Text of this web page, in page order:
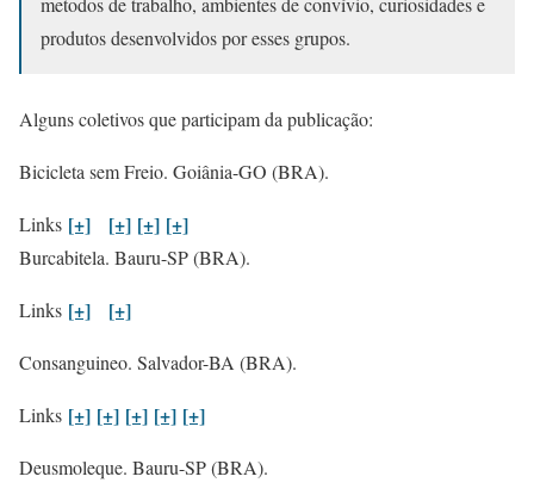
produtos desenvolvidos por esses grupos.
Alguns coletivos que participam da publicação:
Bicicleta sem Freio. Goiânia-GO (BRA).
Links [+] [+] [+] [+]
Burcabitela. Bauru-SP (BRA).
Links [+] [+]
Consanguineo. Salvador-BA (BRA).
Links [+] [+] [+] [+] [+]
Deusmoleque. Bauru-SP (BRA).